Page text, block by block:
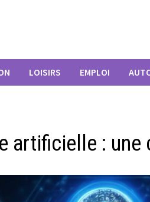
LOISIRS EMPLOI
artificielle :